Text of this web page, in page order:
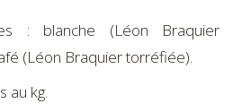
: blanche (Léon Braquier
(Léon Braquier torréfiée).
au kg.